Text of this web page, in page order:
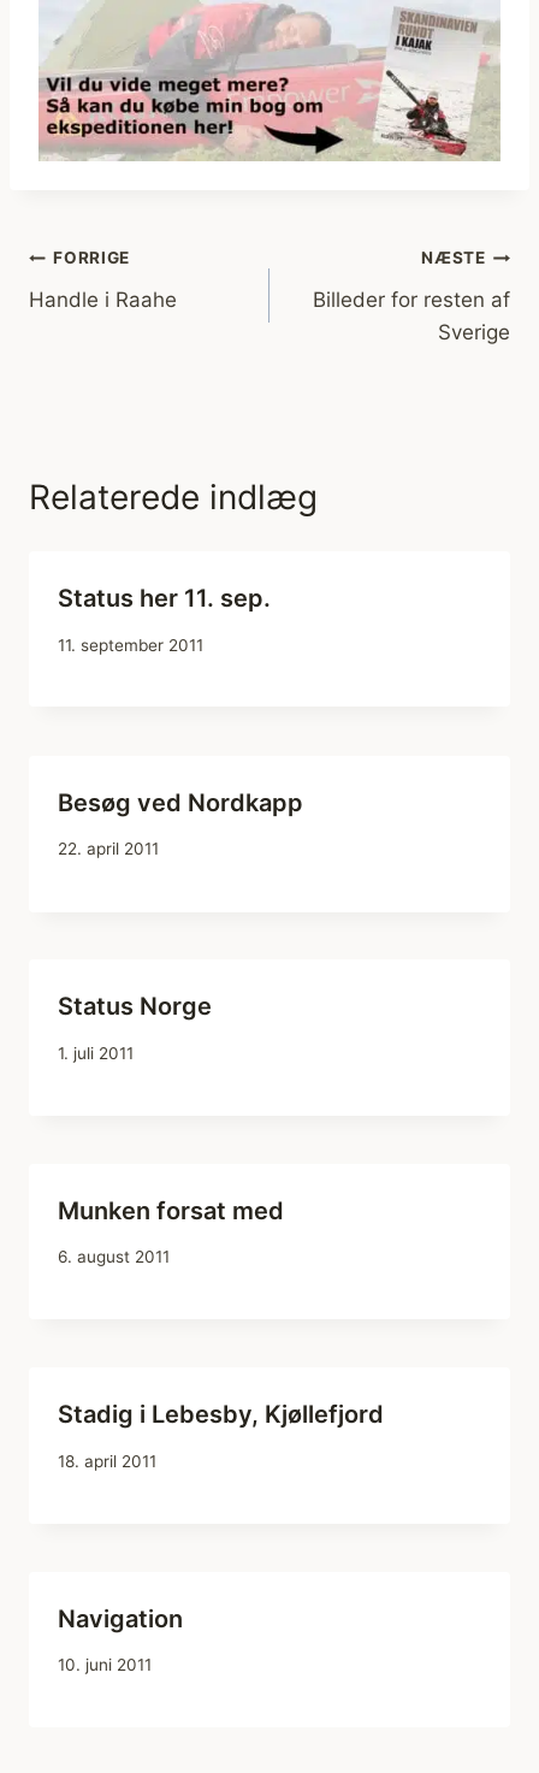
Indlægsnavigation
FORRIGE
Handle i Raahe
NÆSTE
Billeder for resten af
Sverige
Relaterede indlæg
Status her 11. sep.
11. september 2011
Besøg ved Nordkapp
22. april 2011
Status Norge
1. juli 2011
Munken forsat med
6. august 2011
Stadig i Lebesby, Kjøllefjord
18. april 2011
Navigation
10. juni 2011